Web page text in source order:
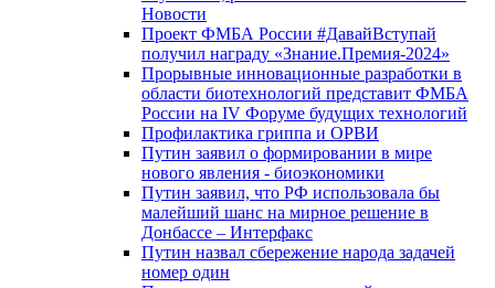
Новости
Проект ФМБА России #ДавайВступай
получил награду «Знание.Премия-2024»
Прорывные инновационные разработки в
области биотехнологий представит ФМБА
России на IV Форуме будущих технологий
Профилактика гриппа и ОРВИ
Путин заявил о формировании в мире
нового явления - биоэкономики
Путин заявил, что РФ использовала бы
малейший шанс на мирное решение в
Донбассе – Интерфакс
Путин назвал сбережение народа задачей
номер один